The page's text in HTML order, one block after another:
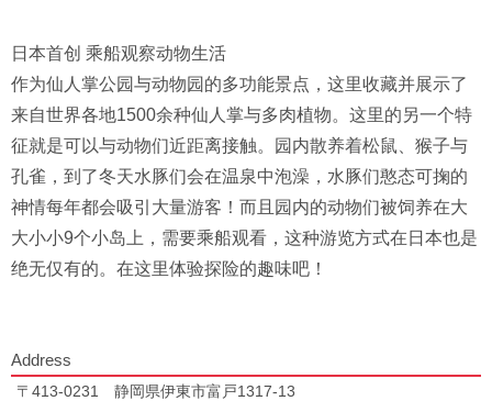
日本首创 乘船观察动物生活
作为仙人掌公园与动物园的多功能景点，这里收藏并展示了
来自世界各地1500余种仙人掌与多肉植物。这里的另一个特
征就是可以与动物们近距离接触。园内散养着松鼠、猴子与
孔雀，到了冬天水豚们会在温泉中泡澡，水豚们憨态可掬的
神情每年都会吸引大量游客！而且园内的动物们被饲养在大
大小小9个小岛上，需要乘船观看，这种游览方式在日本也是
绝无仅有的。在这里体验探险的趣味吧！
Address
〒413-0231 静岡県伊東市富戸1317-13